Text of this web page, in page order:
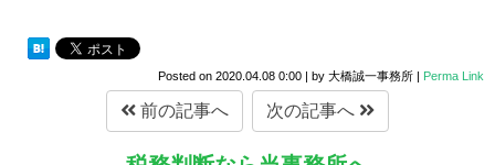
Posted on 2020.04.08 0:00 | by 大橋誠一事務所 | Perma Link
前の記事へ 次の記事へ